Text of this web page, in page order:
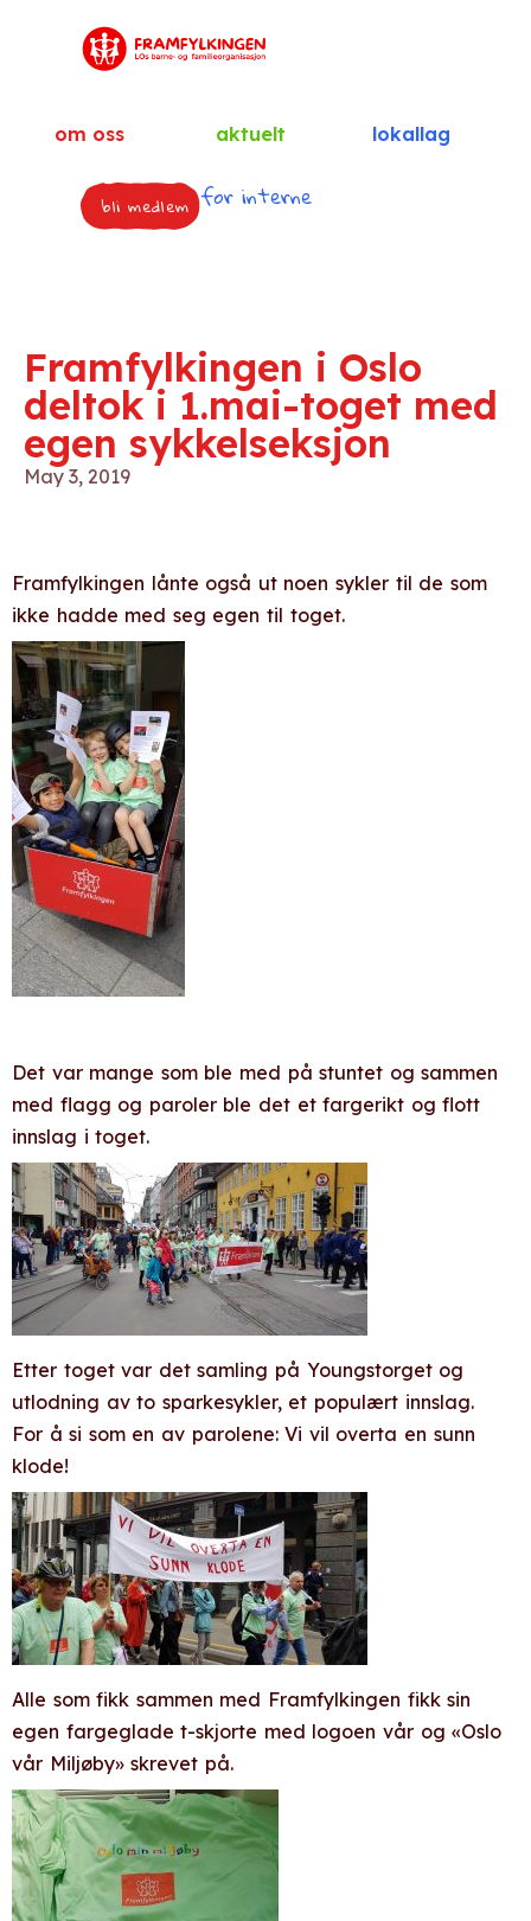
om oss aktuelt lokallag
bli medlem for interne
Framfylkingen i Oslo
deltok i 1.mai-toget med
egen sykkelseksjon
May 3, 2019
Framfylkingen lånte også ut noen sykler til de som
ikke hadde med seg egen til toget.
Det var mange som ble med på stuntet og sammen
med flagg og paroler ble det et fargerikt og flott
innslag i toget.
Etter toget var det samling på Youngstorget og
utlodning av to sparkesykler, et populært innslag.
For å si som en av parolene: Vi vil overta en sunn
klode!
Alle som fikk sammen med Framfylkingen fikk sin
egen fargeglade t-skjorte med logoen vår og «Oslo
vår Miljøby» skrevet på.